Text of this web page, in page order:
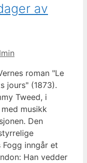
av
roman "Le
jours" (1873).
Tweed, i
musikk
Den
Fogg inngår et
Han vedder